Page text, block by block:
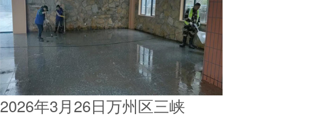
2026年3月26日万州区三峡